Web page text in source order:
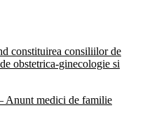
constituirea consiliilor de
obstetrica-ginecologie si
Anunt medici de familie